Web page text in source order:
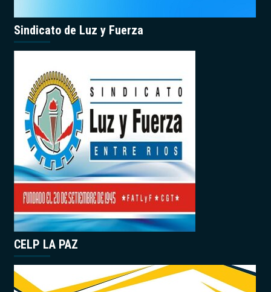
Sindicato de Luz y Fuerza
CELP LA PAZ